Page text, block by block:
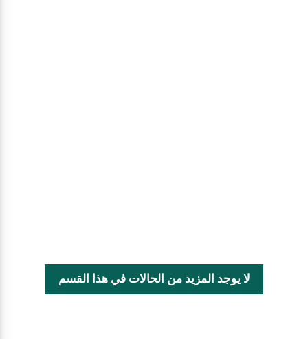
لا يوجد المزيد من الحالات في هذا القسم